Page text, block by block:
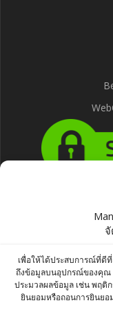
เพื่อให้ได้ประสบการณ์ที่ดีที่
ถึงข้อมูลบนอุปกรณ์ของคุณ
ประมวลผลข้อมูล เช่น พฤติ
ยินยอมหรือถอนการยินย
฿
Lobo Tom